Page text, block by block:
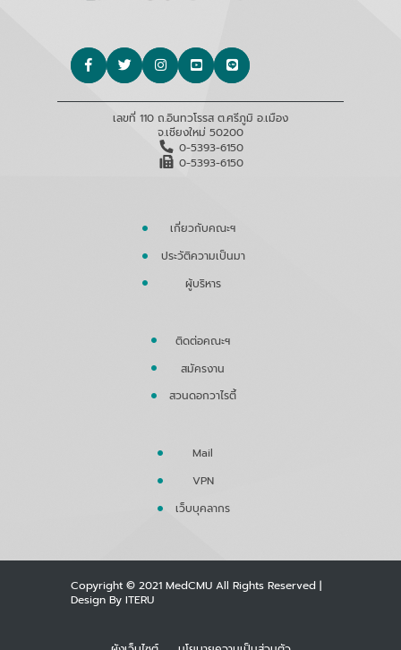
เลขที่ 110 ถ.อินทวโรรส ต.ศรีภูมิ อ.เมือง
จ.เชียงใหม่ 50200
0-5393-6150
0-5393-6150
เกี่ยวกับคณะฯ
ประวัติความเป็นมา
ผู้บริหาร
ติดต่อคณะฯ
สมัครงาน
สวนดอกวาไรตี้
Mail
VPN
เว็บบุคลากร
Copyright © 2021 MedCMU All Rights Reserved |
Design By ITERU